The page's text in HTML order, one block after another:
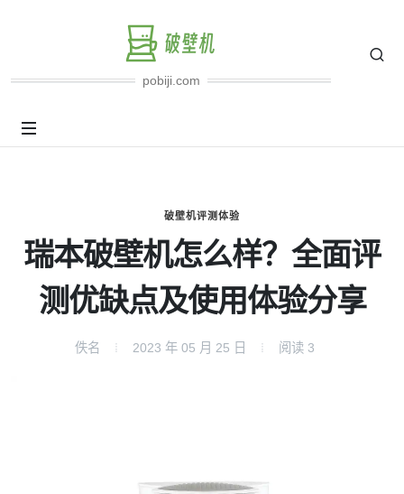
pobiji.com
破壁机评测体验
瑞本破壁机怎么样？全面评
测优缺点及使用体验分享
佚名 2023 年 05 月 25 日 阅读 3